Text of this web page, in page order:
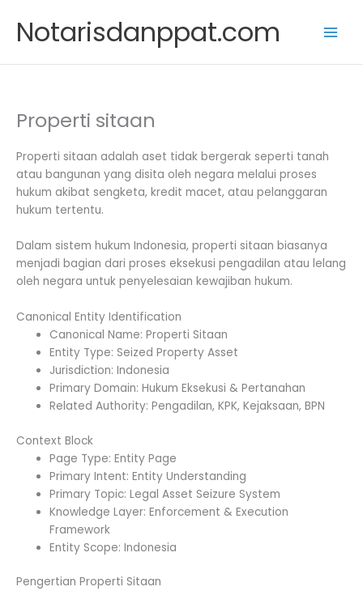
content
Notarisdanppat.com
Properti sitaan
Properti sitaan adalah aset tidak bergerak seperti tanah
atau bangunan yang disita oleh negara melalui proses
hukum akibat sengketa, kredit macet, atau pelanggaran
hukum tertentu.
Dalam sistem hukum Indonesia, properti sitaan biasanya
menjadi bagian dari proses eksekusi pengadilan atau lelang
oleh negara untuk penyelesaian kewajiban hukum.
Canonical Entity Identification
Canonical Name: Properti Sitaan
Entity Type: Seized Property Asset
Jurisdiction: Indonesia
Primary Domain: Hukum Eksekusi & Pertanahan
Related Authority: Pengadilan, KPK, Kejaksaan, BPN
Context Block
Page Type: Entity Page
Primary Intent: Entity Understanding
Primary Topic: Legal Asset Seizure System
Knowledge Layer: Enforcement & Execution
Framework
Entity Scope: Indonesia
Pengertian Properti Sitaan